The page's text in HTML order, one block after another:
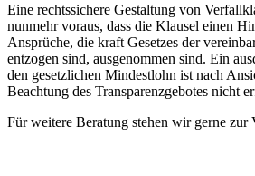
Eine rechtssichere Gestaltung von
nunmehr voraus, dass die Klausel einen
Ansprüche, die kraft Gesetzes der
entzogen sind, ausgenommen sind. Ein
den gesetzlichen Mindestlohn ist nach
Beachtung des Transparenzgebotes nicht
Für weitere Beratung stehen wir gerne zur